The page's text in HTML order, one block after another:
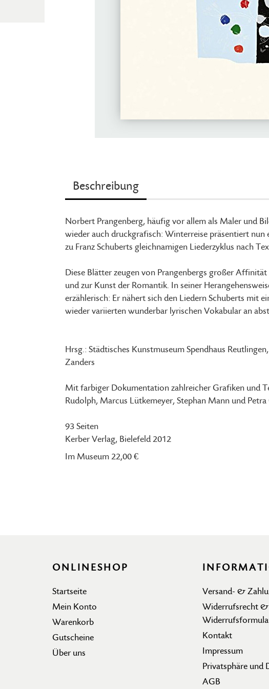
Beschreibung
Norbert Prangenberg, häufig vor allem als Maler und
wieder auch druckgrafisch: Winterreise präsentiert
zu Franz Schuberts gleichnamigen Liederzyklus nach
Diese Blätter zeugen von Prangenbergs großer
und zur Kunst der Romantik. In seiner
erzählerisch: Er nähert sich den Liedern Schuberts mit
wieder variierten wunderbar lyrischen Vokabular an
Hrsg.: Städtisches Kunstmuseum Spendhaus
Zanders
Mit farbiger Dokumentation zahlreicher Grafiken und
Rudolph, Marcus Lütkemeyer, Stephan Mann und Petra
93 Seiten
Kerber Verlag, Bielefeld 2012
Im Museum 22,00 €
ONLINESHOP
Startseite
Mein Konto
Warenkorb
Gutscheine
Über uns
Versand- &
Widerrufsrecht
Kontakt
Impressum
Privatsphäre und
AGB